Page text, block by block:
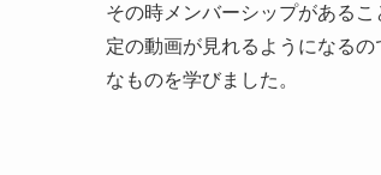
その時メンバーシップがある
定の動画が見れるようになる
なものを学びました。